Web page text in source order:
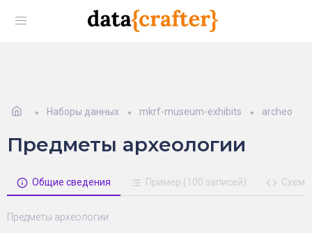
Наборы данных mkrf-museum-exhibits archeo
Предметы археологии
Общие сведения Пример (100 записей) Схема
Предметы археологии